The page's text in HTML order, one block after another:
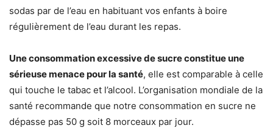
sodas par de l’eau en habituant vos enfants à boire
régulièrement de l’eau durant les repas.
Une consommation excessive de sucre constitue une
sérieuse menace pour la santé, elle est comparable à celle
qui touche le tabac et l’alcool. L’organisation mondiale de la
santé recommande que notre consommation en sucre ne
dépasse pas 50 g soit 8 morceaux par jour.